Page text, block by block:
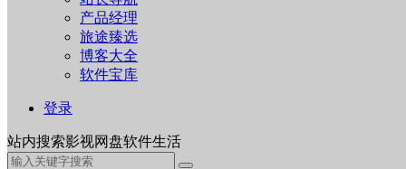
产品经理
旅途臻选
博客大全
软件宝库
登录
站内搜索影视网盘软件生活